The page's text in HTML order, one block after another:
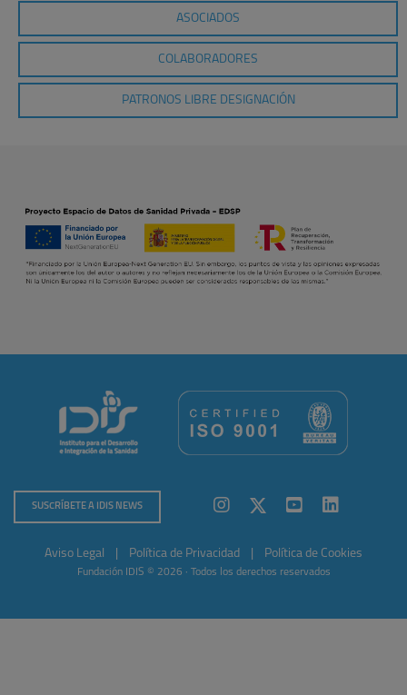
ASOCIADOS
COLABORADORES
PATRONOS LIBRE DESIGNACIÓN
SUSCRÍBETE A IDIS NEWS
Aviso Legal Política de Privacidad Política de Cookies
Fundación IDIS © 2026 · Todos los derechos reservados